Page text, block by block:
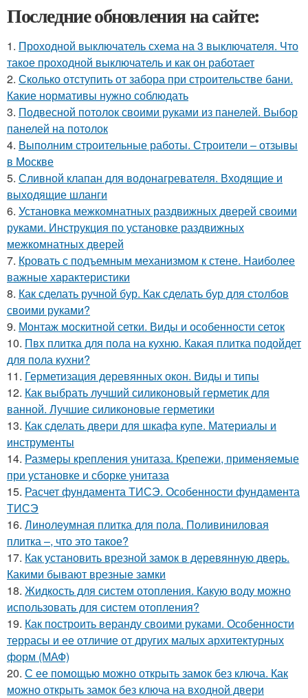
Последние обновления на сайте:
1. Проходной выключатель схема на 3 выключателя. Что
такое проходной выключатель и как он работает
2. Сколько отступить от забора при строительстве бани.
Какие нормативы нужно соблюдать
3. Подвесной потолок своими руками из панелей. Выбор
панелей на потолок
4. Выполним строительные работы. Строители – отзывы
в Москве
5. Сливной клапан для водонагревателя. Входящие и
выходящие шланги
6. Установка межкомнатных раздвижных дверей своими
руками. Инструкция по установке раздвижных
межкомнатных дверей
7. Кровать с подъемным механизмом к стене. Наиболее
важные характеристики
8. Как сделать ручной бур. Как сделать бур для столбов
своими руками?
9. Монтаж москитной сетки. Виды и особенности сеток
10. Пвх плитка для пола на кухню. Какая плитка подойдет
для пола кухни?
11. Герметизация деревянных окон. Виды и типы
12. Как выбрать лучший силиконовый герметик для
ванной. Лучшие силиконовые герметики
13. Как сделать двери для шкафа купе. Материалы и
инструменты
14. Размеры крепления унитаза. Крепежи, применяемые
при установке и сборке унитаза
15. Расчет фундамента ТИСЭ. Особенности фундамента
ТИСЭ
16. Линолеумная плитка для пола. Поливиниловая
плитка –, что это такое?
17. Как установить врезной замок в деревянную дверь.
Какими бывают врезные замки
18. Жидкость для систем отопления. Какую воду можно
использовать для систем отопления?
19. Как построить веранду своими руками. Особенности
террасы и ее отличие от других малых архитектурных
форм (МАФ)
20. С ее помощью можно открыть замок без ключа. Как
можно открыть замок без ключа на входной двери